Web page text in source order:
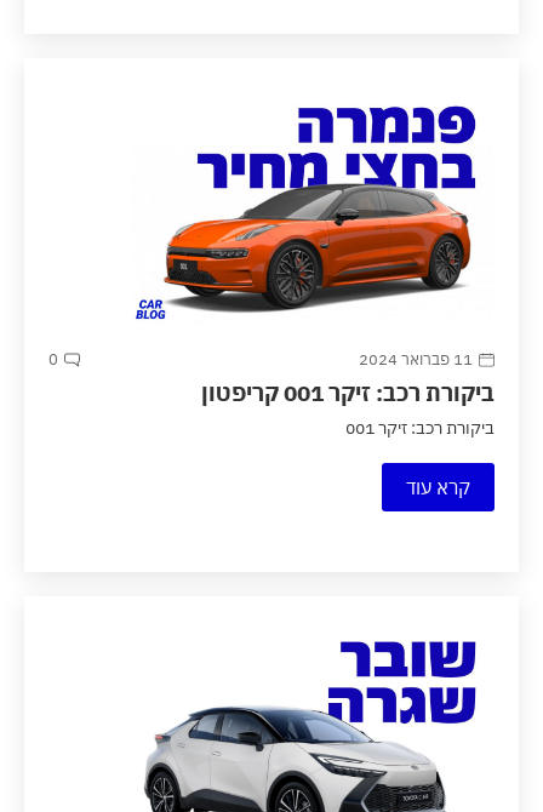
11 פברואר 2024 0
ביקורת רכב: זיקר 001 קריפטון
ביקורת רכב: זיקר 001
קרא עוד